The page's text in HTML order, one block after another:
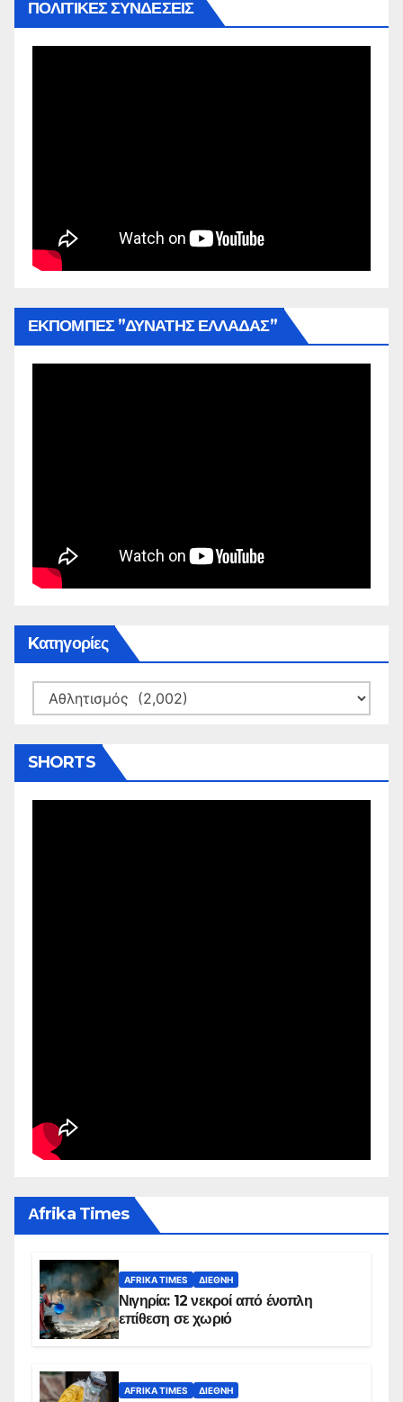
ΠΟΛΙΤΙΚΕΣ ΣΥΝΔΕΣΕΙΣ
ΕΚΠΟΜΠΕΣ ”ΔΥΝΑΤΗΣ ΕΛΛΑΔΑΣ”
Kατηγορίες
Kατηγορίες
SHORTS
Αfrika Times
AFRIKA TIMES ΔΙΕΘΝΉ
Νιγηρία: 12 νεκροί από ένοπλη
επίθεση σε χωριό
AFRIKA TIMES ΔΙΕΘΝΉ